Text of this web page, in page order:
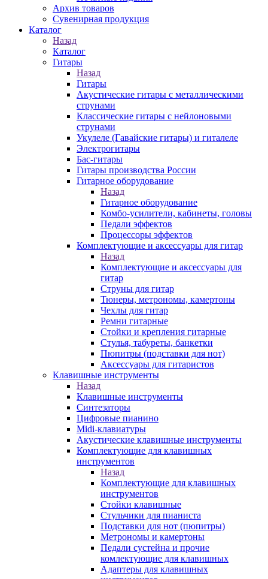
Архив товаров
Сувенирная продукция
Каталог
Назад
Каталог
Гитары
Назад
Гитары
Акустические гитары с металлическими
струнами
Классические гитары с нейлоновыми
струнами
Укулеле (Гавайские гитары) и гиталеле
Электрогитары
Бас-гитары
Гитары производства России
Гитарное оборудование
Назад
Гитарное оборудование
Комбо-усилители, кабинеты, головы
Педали эффектов
Процессоры эффектов
Комплектующие и аксессуары для гитар
Назад
Комплектующие и аксессуары для
гитар
Струны для гитар
Тюнеры, метрономы, камертоны
Чехлы для гитар
Ремни гитарные
Стойки и крепления гитарные
Стулья, табуреты, банкетки
Пюпитры (подставки для нот)
Аксессуары для гитаристов
Клавишные инструменты
Назад
Клавишные инструменты
Синтезаторы
Цифровые пианино
Midi-клавиатуры
Акустические клавишные инструменты
Комплектующие для клавишных
инструментов
Назад
Комплектующие для клавишных
инструментов
Стойки клавишные
Стульчики для пианиста
Подставки для нот (пюпитры)
Метрономы и камертоны
Педали сустейна и прочие
комлектующие для клавишных
Адаптеры для клавишных